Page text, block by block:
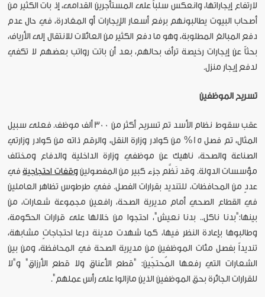
لارتفاع إيجاراتها، وانعكس سلباً على المستأجرين القدامى، إذ بات الكثير من
أصحاب البيوت يطالبونهم برفع أسعار الإيجارات أو المغادرة، في حال عدم
دفع المبالغ المطلوبة، وهو ما دفع الكثير من العائلات للانتقال إلى الأرياف،
بحثاً عن إيجارات رخيصة ترأف بحالهم، بعد أن باتت رواتب بعضهم لا تكفي
لدفع إيجار منزل.
تسريح الموظفين
عقب سقوط نظام الأسد تم تسريح أكثر من 300 ألف موظف. فعلى سبيل
المثال، تم فصل 15% من كوادر وزارة النقل، والرقم ذاته من كوادر وزارتي
الصناعة والصحة، ناهيك عن موظفي وزارة الداخلية والدفاع ومختلف
مؤسسات الدولة. وقد نَظَّم جزء كبير من المفصولين وقفات احتجاجيةفي
عددٍ من المحافظات، للتنديد بقرارات الفصل. ففي طرطوس تظاهر العاملين
في القطاع الصحي أمام مديرية الصحة، رافعين مجموعة شعارات، من
بينها:"بدنا ناكل.. بدنا نعيش"، احتجوا من خلالها على قرارات الحكومة،
وطالبوها بإعادة النظر فيها، كما شهدت مدينة درعا احتجاجاتٍ مشابهة،
تنديداً بفصل مئات الموظفين من مديرية الصحة في المحافظة، ومن بين
الشعارات التي رفعها المُحتجّين: "قطع الأعناق ولا قطع الأرزاق" و"لا
للقرارات الجائرة بحق الموظفين الذين مازالوا على رأس عملهم".